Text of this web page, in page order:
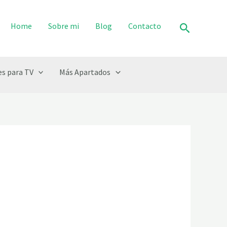
Home Sobre mi Blog Contacto Buscar
para TV Más Apartados